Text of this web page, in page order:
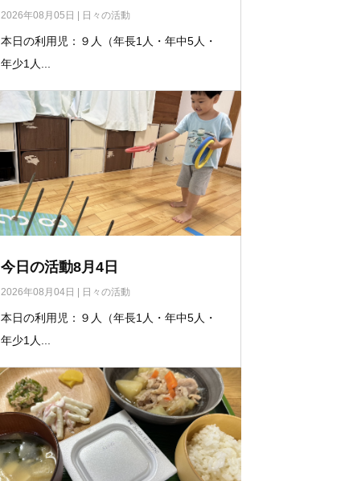
2026年08月05日 日々の活動
本日の利用児：９人（年長1人・年中5人・
年少1人...
今日の活動8月4日
2026年08月04日 日々の活動
本日の利用児：９人（年長1人・年中5人・
年少1人...